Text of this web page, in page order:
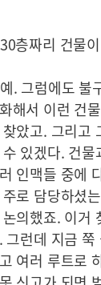
층짜리 건물
. 그럼에도 불
해서 이런 건
았고. 그리고
있겠다. 건
인맥들 중에
로 담당하셨
의했죠. 이거
그런데 지금
여러 루트로